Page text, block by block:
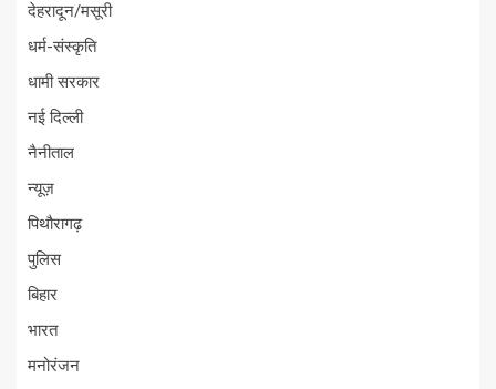
देहरादून/मसूरी
धर्म-संस्कृति
धामी सरकार
नई दिल्ली
नैनीताल
न्यूज़
पिथौरागढ़
पुलिस
बिहार
भारत
मनोरंजन